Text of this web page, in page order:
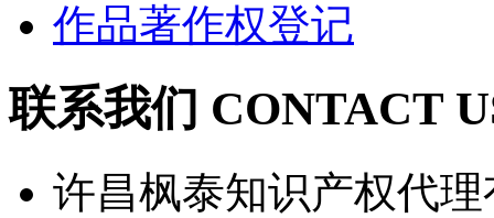
作品著作权登记
联系我们 CONTACT
许昌枫泰知识产权代